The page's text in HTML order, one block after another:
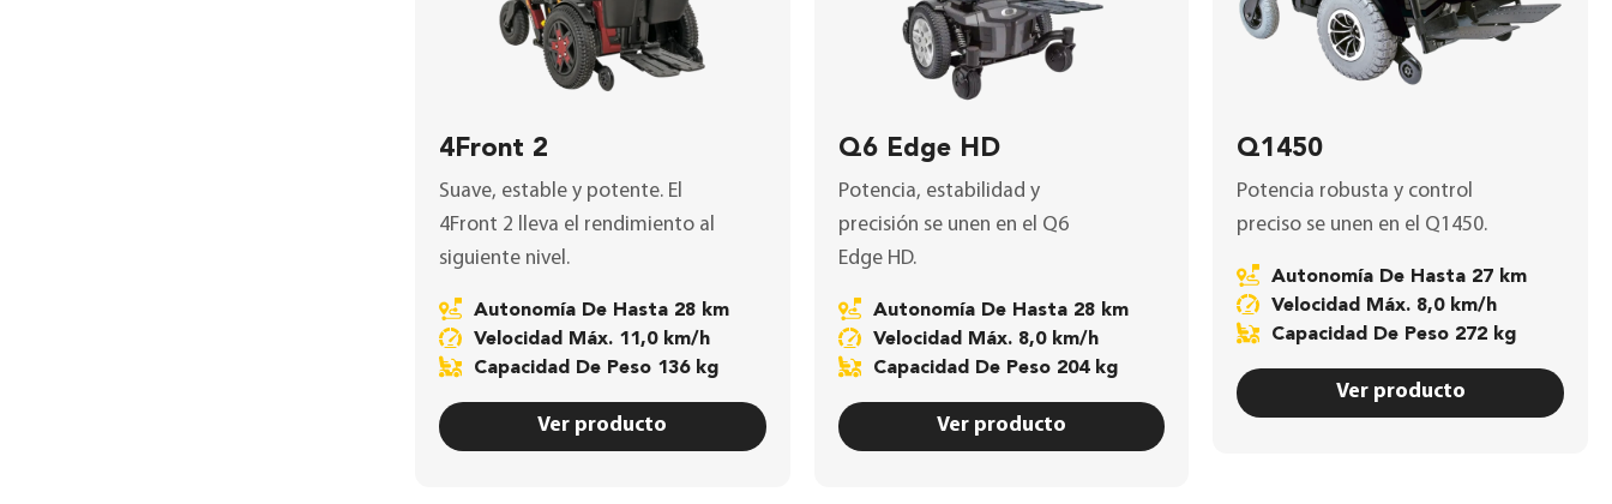
4Front 2
Suave, estable y potente. El
4Front 2 lleva el rendimiento al
siguiente nivel.
Autonomía De Hasta 28 km
Velocidad Máx. 11,0 km/h
Capacidad De Peso 136 kg
Ver producto
Q6 Edge HD
Potencia, estabilidad y
precisión se unen en el Q6
Edge HD.
Autonomía De Hasta 28 km
Velocidad Máx. 8,0 km/h
Capacidad De Peso 204 kg
Ver producto
Q1450
Potencia robusta y control
preciso se unen en el Q1450.
Autonomía De Hasta 27 km
Velocidad Máx. 8,0 km/h
Capacidad De Peso 272 kg
Ver producto